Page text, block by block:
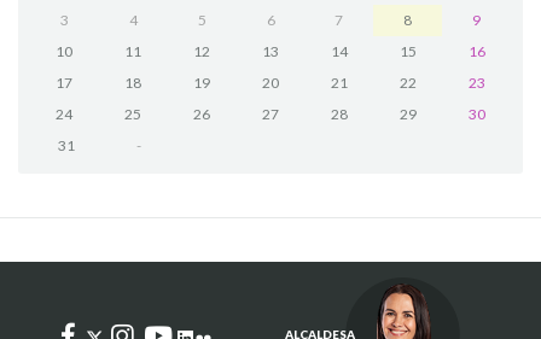
3
4 5 6 7 8
9
10
11 12 13 14 15
16
17
18 19 20 21 22
23
24
25 26 27 28 29
30
31
-
ALCALDESA